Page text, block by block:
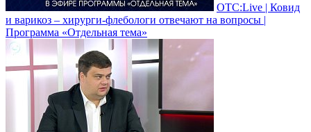
ОТС:Live | Ковид
и варикоз – хирурги-флебологи отвечают на вопросы |
Программа «Отдельная тема»